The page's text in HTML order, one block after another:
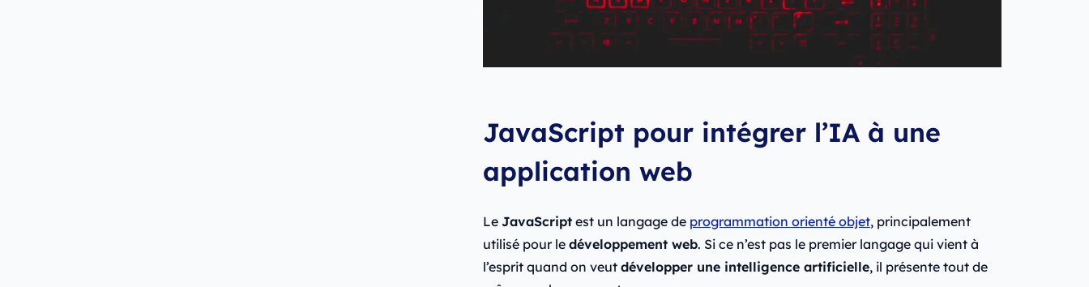
JavaScript pour intégrer l’IA à une
application web
Le JavaScriptest un langage de programmation orienté objet, principalement
utilisé pour le développement web. Si ce n’est pas le premier langage qui vient à
l’esprit quand on veut développer une intelligence artificielle, il présente tout de